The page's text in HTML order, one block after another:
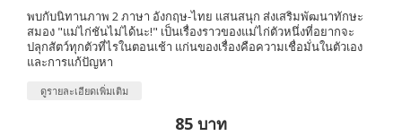
พบกับนิทานภาพ 2 ภาษา อังกฤษ-ไทย แสนสนุก ส่งเสริมพัฒนาทักษะ
สมอง "แม่ไก่ชันไม่ได้นะ!" เป็นเรื่องราวของแม่ไก่ตัวหนึ่งที่อยากจะ
ปลุกสัตว์ทุกตัวที่ไรในตอนเช้า แก่นของเรื่องคือความเชื่อมั่นในตัวเอง
และการแก้ปัญหา
ดูรายละเอียดเพิ่มเติม
85 บาท